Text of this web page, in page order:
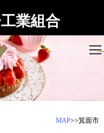
業組合
MAP>>箕面市